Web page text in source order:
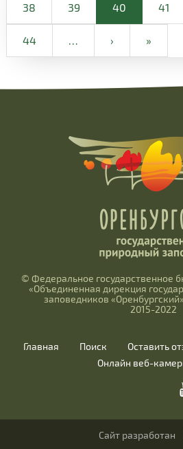
38 39 40 41
44 … › »
© Федеральное государственное
«Объединенная дирекция
заповедников
2015-2022
Главная Поиск Оставить
Онлайн веб-
Сайт разработан